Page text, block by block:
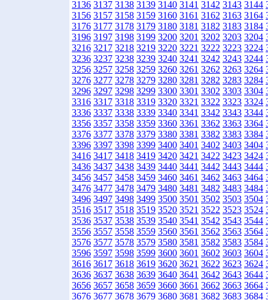
3136 3137 3138 3139 3140 3141 3142 3143 3144
3156 3157 3158 3159 3160 3161 3162 3163 3164
3176 3177 3178 3179 3180 3181 3182 3183 3184
3196 3197 3198 3199 3200 3201 3202 3203 3204
3216 3217 3218 3219 3220 3221 3222 3223 3224
3236 3237 3238 3239 3240 3241 3242 3243 3244
3256 3257 3258 3259 3260 3261 3262 3263 3264
3276 3277 3278 3279 3280 3281 3282 3283 3284
3296 3297 3298 3299 3300 3301 3302 3303 3304
3316 3317 3318 3319 3320 3321 3322 3323 3324
3336 3337 3338 3339 3340 3341 3342 3343 3344
3356 3357 3358 3359 3360 3361 3362 3363 3364
3376 3377 3378 3379 3380 3381 3382 3383 3384
3396 3397 3398 3399 3400 3401 3402 3403 3404
3416 3417 3418 3419 3420 3421 3422 3423 3424
3436 3437 3438 3439 3440 3441 3442 3443 3444
3456 3457 3458 3459 3460 3461 3462 3463 3464
3476 3477 3478 3479 3480 3481 3482 3483 3484
3496 3497 3498 3499 3500 3501 3502 3503 3504
3516 3517 3518 3519 3520 3521 3522 3523 3524
3536 3537 3538 3539 3540 3541 3542 3543 3544
3556 3557 3558 3559 3560 3561 3562 3563 3564
3576 3577 3578 3579 3580 3581 3582 3583 3584
3596 3597 3598 3599 3600 3601 3602 3603 3604
3616 3617 3618 3619 3620 3621 3622 3623 3624
3636 3637 3638 3639 3640 3641 3642 3643 3644
3656 3657 3658 3659 3660 3661 3662 3663 3664
3676 3677 3678 3679 3680 3681 3682 3683 3684